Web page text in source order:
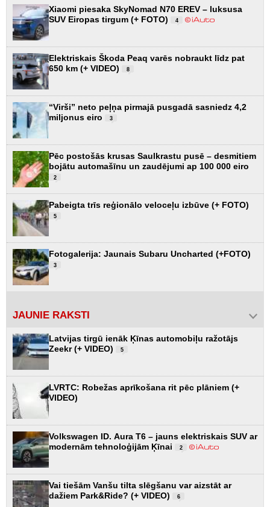
Xiaomi piesaka SkyNomad N70 EREV – luksusa
SUV Eiropas tirgum (+ FOTO)
4
Elektriskais Škoda Peaq varēs nobraukt līdz pat
650 km (+ VIDEO)
8
“Virši” neto peļņa pirmajā pusgadā sasniedz 4,2
miljonus eiro
3
Pēc postošās krusas Saulkrastu pusē – desmitiem
bojātu automašīnu un zaudējumi ap 100 000 eiro
2
Pabeigta trīs reģionālo veloceļu izbūve (+ FOTO)
5
Fotogalerija: Jaunais Subaru Uncharted (+FOTO)
3
JAUNIE RAKSTI
Latvijas tirgū ienāk Ķīnas automobiļu ražotājs
Zeekr (+ VIDEO)
5
LVRTC: Robežas aprīkošana rit pēc plāniem (+
VIDEO)
Volkswagen ID. Aura T6 – jauns elektriskais SUV ar
modernām tehnoloģijām Ķīnai
2
Vai tiešām Vanšu tilta slēgšanu var aizstāt ar
dažiem Park&Ride? (+ VIDEO)
6